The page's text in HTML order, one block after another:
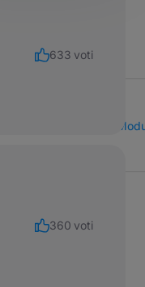
633 voti
360 voti